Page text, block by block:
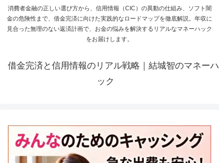
消費者金融の正しい選び方から、信用情報（CIC）の異動の仕組み、ソフト闇
金の危険性まで、借金完済に向けた実践的なロードマップを徹底解説。年収に
見合った無理のない返済計画で、お金の悩みを解決するリアルなマネーハック
をお届けします。
借金完済と信用情報のリアル戦略｜結城智のマネーハ
ック